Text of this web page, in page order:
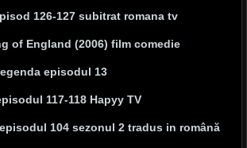
126-127 subitrat romana tv
of England (2006) film comedie
episodul 13
117-118 Hapyy TV
104 sezonul 2 tradus in română